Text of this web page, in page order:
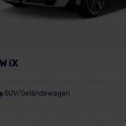
iX
SUV/Geländewagen